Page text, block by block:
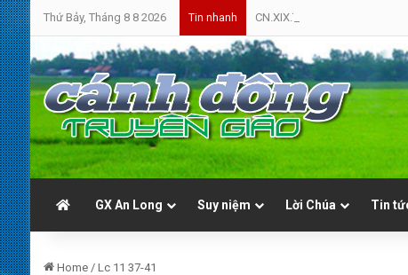
Thứ Bảy, Tháng 8 8 2026 Tin nhanh CN.XIX.TN.A | Cứ Yên Tâm | NVT
GX An Long Suy niệm Lời Chúa Tin
Home / Lc 11 37-41